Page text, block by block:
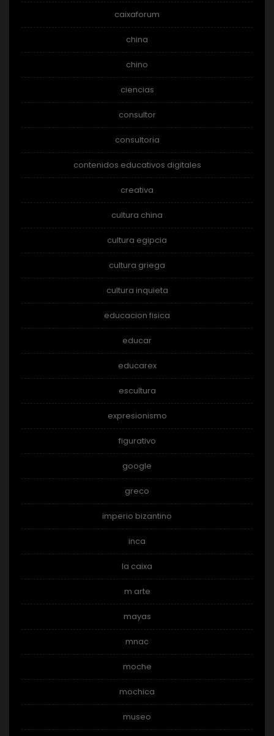
caixaforum
china
chino
ciencias
consultor
consultoria
contenidos educativos digitales
creativa
cultura china
cultura egipcia
cultura griega
cultura inquieta
educacion fisica
educar
educarex
escultura
expresionismo
figurativo
google
greco
imperio bizantino
inca
la caixa
m arte
mayas
mnac
moche
mochica
museo